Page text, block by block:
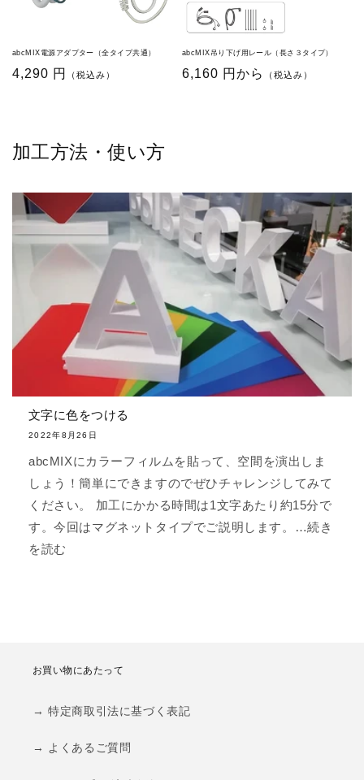
abcMIX電源アダプター（全タイプ共通）
通
4,290 円 （税込み）
abcMIX吊り下げ用レール（長さ３タイプ）
通
6,160 円から （税込み）
加工方法・使い方
文字に色をつける
2022年8月26日
abcMIXにカラーフィルムを貼って、空間を演出しま
しょう！簡単にできますのでぜひチャレンジしてみて
ください。 加工にかかる時間は1文字あたり約15分で
す。今回はマグネットタイプでご説明します。…続き
を読む
お買い物にあたって
→ 特定商取引法に基づく表記
→ よくあるご質問